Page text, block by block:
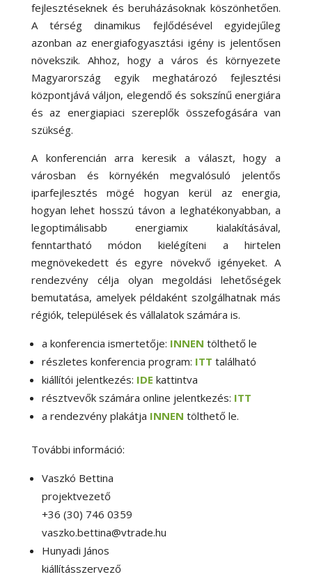
fejlesztéseknek és beruházásoknak köszönhetően.
A térség dinamikus fejlődésével egyidejűleg
azonban az energiafogyasztási igény is jelentősen
növekszik. Ahhoz, hogy a város és környezete
Magyarország egyik meghatározó fejlesztési
központjává váljon, elegendő és sokszínű energiára
és az energiapiaci szereplők összefogására van
szükség.
A konferencián arra keresik a választ, hogy a
városban és környékén megvalósuló jelentős
iparfejlesztés mögé hogyan kerül az energia,
hogyan lehet hosszú távon a leghatékonyabban, a
legoptimálisabb energiamix kialakításával,
fenntartható módon kielégíteni a hirtelen
megnövekedett és egyre növekvő igényeket. A
rendezvény célja olyan megoldási lehetőségek
bemutatása, amelyek példaként szolgálhatnak más
régiók, települések és vállalatok számára is.
a konferencia ismertetője: INNEN tölthető le
részletes konferencia program: ITT található
kiállítói jelentkezés: IDE kattintva
résztvevők számára online jelentkezés: ITT
a rendezvény plakátja INNEN tölthető le.
További információ:
Vaszkó Bettina
projektvezető
+36 (30) 746 0359
vaszko.bettina@vtrade.hu
Hunyadi János
kiállításszervező